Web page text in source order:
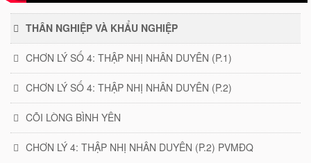
THÂN NGHIỆP VÀ KHẨU NGHIỆP
CHƠN LÝ SỐ 4: THẬP NHỊ NHÂN DUYÊN (P.1)
CHƠN LÝ SỐ 4: THẬP NHỊ NHÂN DUYÊN (P.2)
CÕI LÒNG BÌNH YÊN
CHƠN LÝ 4: THẬP NHỊ NHÂN DUYÊN (P.2) PVMĐQ